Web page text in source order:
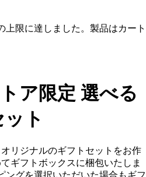
上限に達しました。製品はカート
ア限定 選べる
ト
リジナルのギフトセットをお作
ギフトボックスに梱包いたしま
グを選択いただいた場合もギフ